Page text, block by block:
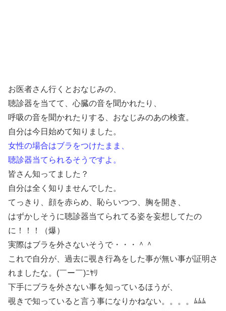
お医者さん行くとおなじみの、
聴診器を当てて、心臓の音を聞かれたり、
呼吸の音を聞かれたりする、おなじみのあの検査。
自分は今日始めて知りました。
女性の場合はブラをつけたまま、
聴診器当てられるそうですよ。
皆さん知ってました？
自分は全く知りませんでした。
てっきり、顔を赤らめ、恥らいつつ、胸を開き、
はずかしそうに聴診器当てられてる姿を妄想してたの
に！！！（爆）
実際はブラを外さないそうで・・・＾＾ゞ
これで自分が、過去に覗き行為をした事が無い事が証明さ
れましたな。(￣ー￣)ﾆﾔﾘ
下手にブラを外さない事を知っているほうが、
覗きで知っていると言う事になりかねない。。。。ﾑﾑﾑ